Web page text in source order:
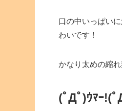
口の中いっぱい
わいです！
かなり太めの縮れ
(ﾟДﾟ)ｳﾏｰ!(ﾟ